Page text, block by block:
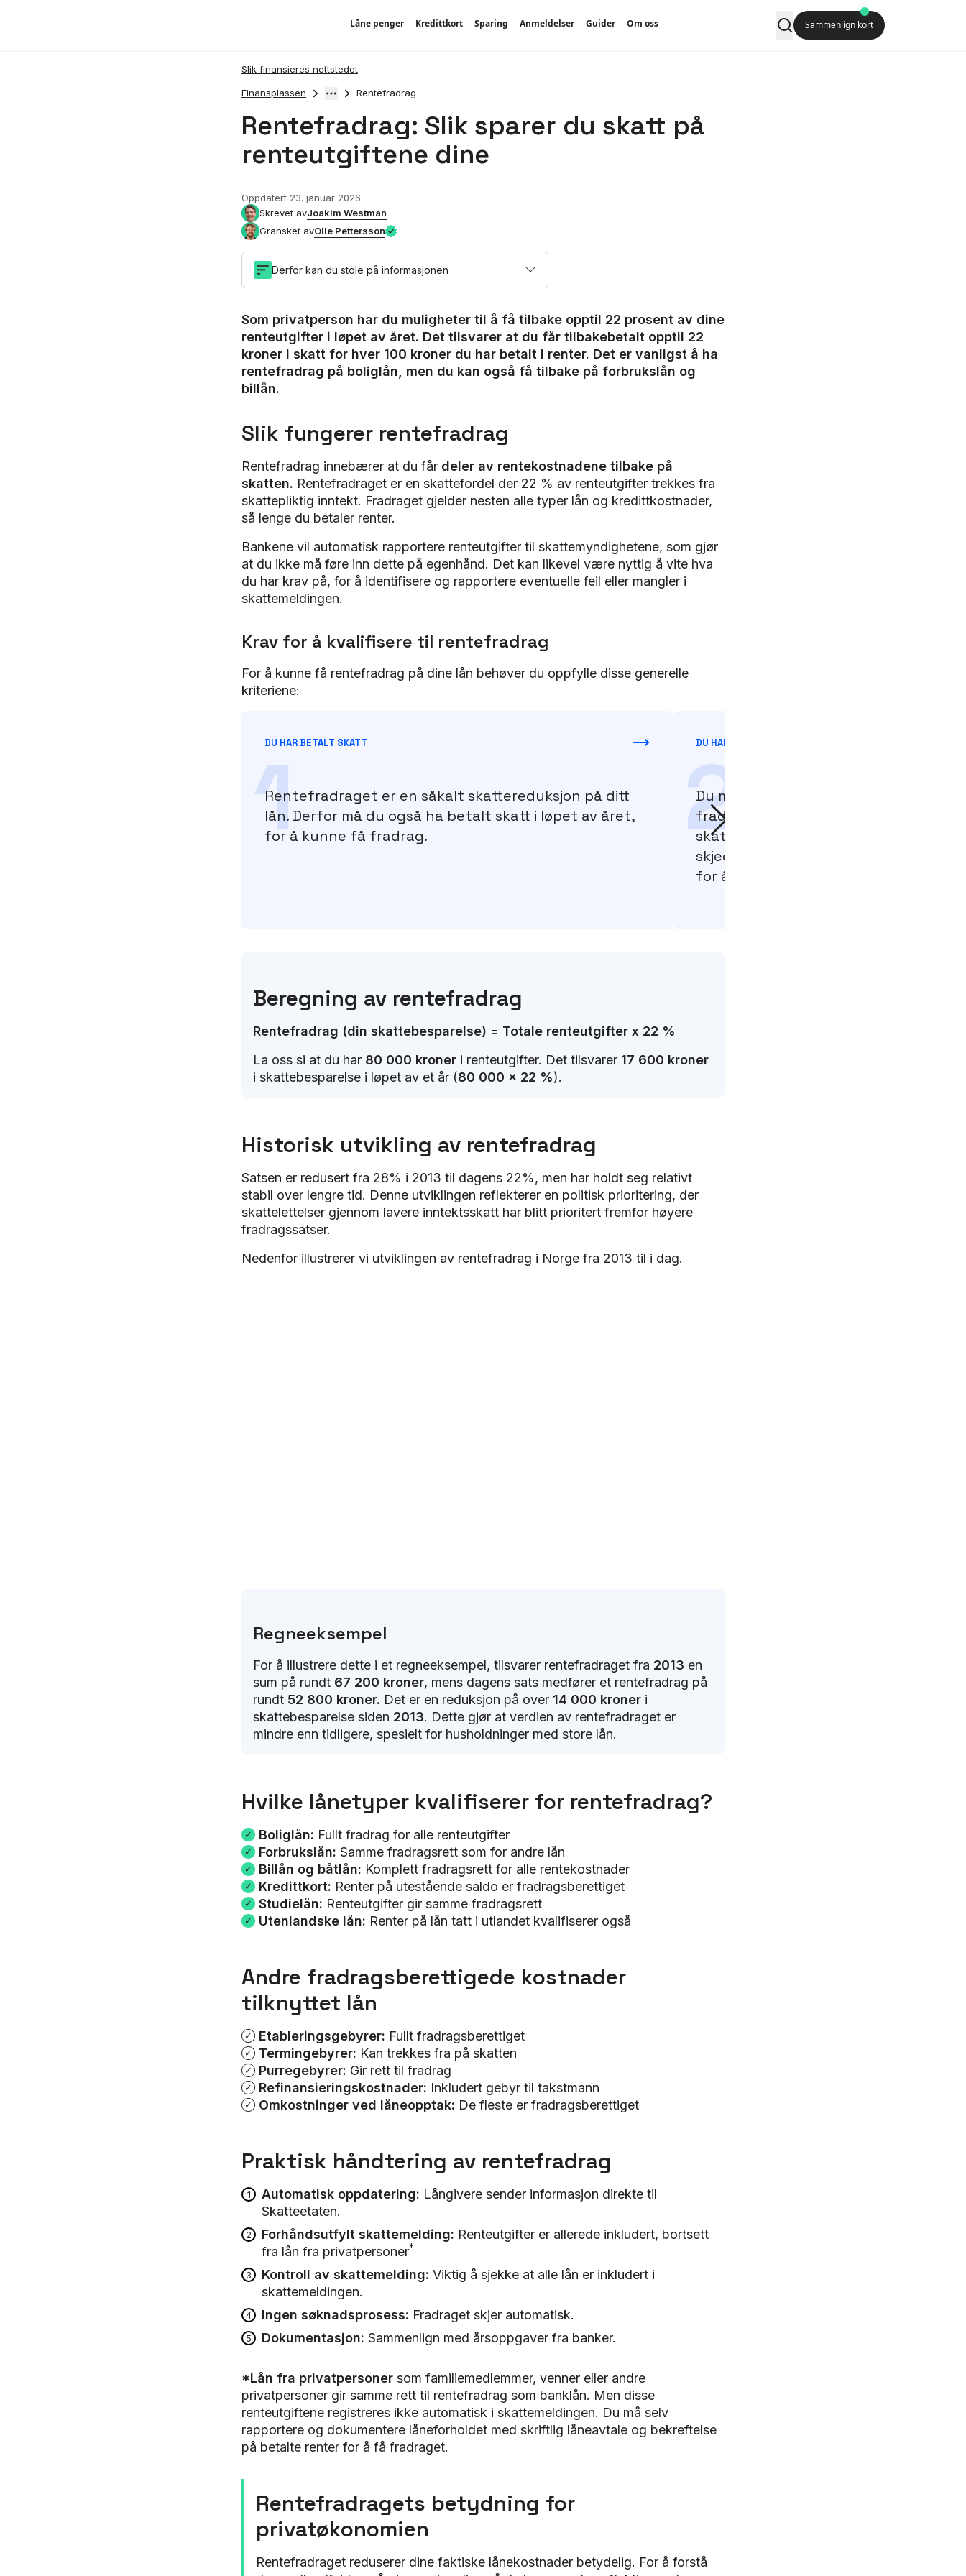
Låne penger Kredittkort Sparing Anmeldelser Guider Om oss Sammenlign kort
Slik finansieres nettstedet
Finansplassen Rentefradrag
Rentefradrag: Slik sparer du skatt på
renteutgiftene dine
Oppdatert 23. januar 2026
Skrevet avJoakim Westman
Gransket avOlle Pettersson
Derfor kan du stole på informasjonen
Som privatperson har du muligheter til å få tilbake opptil 22 prosent av dine
renteutgifter i løpet av året. Det tilsvarer at du får tilbakebetalt opptil 22
kroner i skatt for hver 100 kroner du har betalt i renter. Det er vanligst å ha
rentefradrag på boliglån, men du kan også få tilbake på forbrukslån og
billån.
Slik fungerer rentefradrag
Rentefradrag innebærer at du får deler av rentekostnadene tilbake på
skatten. Rentefradraget er en skattefordel der 22 % av renteutgifter trekkes fra
skattepliktig inntekt. Fradraget gjelder nesten alle typer lån og kredittkostnader,
så lenge du betaler renter.
Bankene vil automatisk rapportere renteutgifter til skattemyndighetene, som gjør
at du ikke må føre inn dette på egenhånd. Det kan likevel være nyttig å vite hva
du har krav på, for å identifisere og rapportere eventuelle feil eller mangler i
skattemeldingen.
Krav for å kvalifisere til rentefradrag
For å kunne få rentefradrag på dine lån behøver du oppfylle disse generelle
kriteriene:
1
DU HAR BETALT SKATT
Rentefradraget er en såkalt skattereduksjon på ditt
lån. Derfor må du også ha betalt skatt i løpet av året,
for å kunne få fradrag.
2
DU HAR BETALT RENTE UNDER ÅRET
Du må ha betalt renter i løpet av året
fradrag for. Dersom du eksempelvis
skattemeldingen i 2025, behøver
skjedd i 2024 ettersom du sender inn
for året før.
Beregning av rentefradrag
Rentefradrag (din skattebesparelse) = Totale renteutgifter x 22 %
La oss si at du har 80 000 kroner i renteutgifter. Det tilsvarer 17 600 kroner
i skattebesparelse i løpet av et år (80 000 x 22 %).
Historisk utvikling av rentefradrag
Satsen er redusert fra 28% i 2013 til dagens 22%, men har holdt seg relativt
stabil over lengre tid. Denne utviklingen reflekterer en politisk prioritering, der
skattelettelser gjennom lavere inntektsskatt har blitt prioritert fremfor høyere
fradragssatser.
Nedenfor illustrerer vi utviklingen av rentefradrag i Norge fra 2013 til i dag.
Regneeksempel
For å illustrere dette i et regneeksempel, tilsvarer rentefradraget fra 2013 en
sum på rundt 67 200 kroner, mens dagens sats medfører et rentefradrag på
rundt 52 800 kroner. Det er en reduksjon på over 14 000 kroner i
skattebesparelse siden 2013. Dette gjør at verdien av rentefradraget er
mindre enn tidligere, spesielt for husholdninger med store lån.
Hvilke lånetyper kvalifiserer for rentefradrag?
Boliglån: Fullt fradrag for alle renteutgifter
Forbrukslån: Samme fradragsrett som for andre lån
Billån og båtlån: Komplett fradragsrett for alle rentekostnader
Kredittkort: Renter på utestående saldo er fradragsberettiget
Studielån: Renteutgifter gir samme fradragsrett
Utenlandske lån: Renter på lån tatt i utlandet kvalifiserer også
Andre fradragsberettigede kostnader
tilknyttet lån
Etableringsgebyrer: Fullt fradragsberettiget
Termingebyrer: Kan trekkes fra på skatten
Purregebyrer: Gir rett til fradrag
Refinansieringskostnader: Inkludert gebyr til takstmann
Omkostninger ved låneopptak: De fleste er fradragsberettiget
Praktisk håndtering av rentefradrag
Automatisk oppdatering: Långivere sender informasjon direkte til
Skatteetaten.
Forhåndsutfylt skattemelding: Renteutgifter er allerede inkludert, bortsett
fra lån fra privatpersoner*
Kontroll av skattemelding: Viktig å sjekke at alle lån er inkludert i
skattemeldingen.
Ingen søknadsprosess: Fradraget skjer automatisk.
Dokumentasjon: Sammenlign med årsoppgaver fra banker.
*Lån fra privatpersoner som familiemedlemmer, venner eller andre
privatpersoner gir samme rett til rentefradrag som banklån. Men disse
renteutgiftene registreres ikke automatisk i skattemeldingen. Du må selv
rapportere og dokumentere låneforholdet med skriftlig låneavtale og bekreftelse
på betalte renter for å få fradraget.
Rentefradragets betydning for
privatøkonomien
Rentefradraget reduserer dine faktiske lånekostnader betydelig. For å forstå